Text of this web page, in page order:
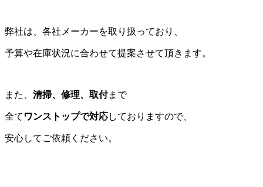
弊社は、各社メーカーを取り扱っており、
予算や在庫状況に合わせて提案させて頂きます。
また、 清掃、修理、取付まで
全て ワンストップで対応しておりますので、
安心してご依頼ください。